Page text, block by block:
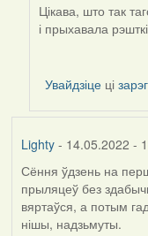
In
reply
Harrier
Цікава, што так
і прыхавала
Увайдзіце ці
Lighty- 14.05.2022 -
Сёння ўдзень на
прыляцеў без
вяртаўся, а потым
нішы, надзьмуты.